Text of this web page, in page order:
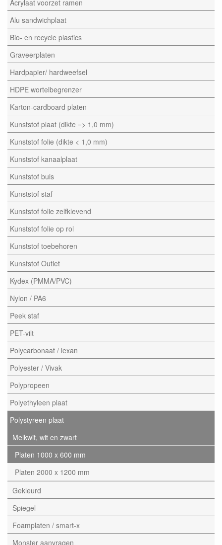
Acrylaat voorzet ramen
Alu sandwichplaat
Bio- en recycle plastics
Graveerplaten
Hardpapier/ hardweefsel
HDPE wortelbegrenzer
Karton-cardboard platen
Kunststof plaat (dikte => 1,0 mm)
Kunststof folie (dikte < 1,0 mm)
Kunststof kanaalplaat
Kunststof buis
Kunststof staf
Kunststof folie zelfklevend
Kunststof folie op rol
Kunststof toebehoren
Kunststof Outlet
Kydex (PMMA/PVC)
Nylon / PA6
Peek staf
PET-vilt
Polycarbonaat / lexan
Polyester / Vivak
Polypropeen
Polyethyleen plaat
Polystyreen plaat
Melkwit, wit en zwart
Platen 1000 x 600 mm
Platen 2000 x 1200 mm
Gekleurd
Spiegel
Foamplaten / smart-x
Monster aanvragen